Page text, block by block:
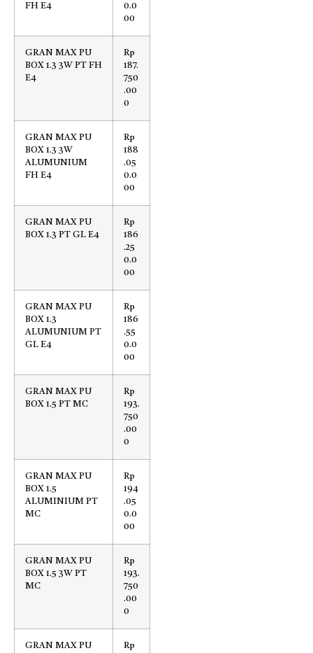
FH E4
0.0
00
GRAN MAX PU
BOX 1.3 3W PT FH
E4
Rp
187.
750
.00
0
GRAN MAX PU
BOX 1.3 3W
ALUMUNIUM
FH E4
Rp
188
.05
0.0
00
GRAN MAX PU
BOX 1.3 PT GL E4
Rp
186
.25
0.0
00
GRAN MAX PU
BOX 1.3
ALUMUNIUM PT
GL E4
Rp
186
.55
0.0
00
GRAN MAX PU
BOX 1.5 PT MC
Rp
193.
750
.00
0
GRAN MAX PU
BOX 1.5
ALUMINIUM PT
MC
Rp
194
.05
0.0
00
GRAN MAX PU
BOX 1.5 3W PT
MC
Rp
193.
750
.00
0
GRAN MAX PU Rp